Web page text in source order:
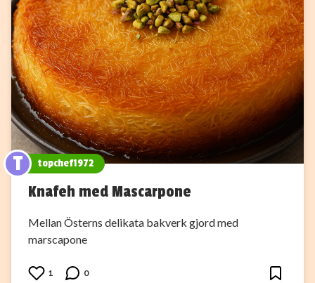
T topchef1972
Knafeh med Mascarpone
Mellan Österns delikata bakverk gjord med
marscapone
1 0